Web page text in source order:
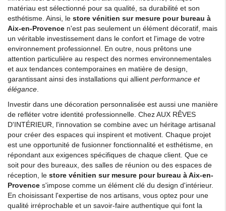
matériau est sélectionné pour sa qualité, sa durabilité et son
esthétisme. Ainsi, le store vénitien sur mesure pour bureau à
Aix-en-Provence n'est pas seulement un élément décoratif, mais
un véritable investissement dans le confort et l'image de votre
environnement professionnel. En outre, nous prêtons une
attention particulière au respect des normes environnementales
et aux tendances contemporaines en matière de design,
garantissant ainsi des installations qui allient performance et
élégance.
Investir dans une décoration personnalisée est aussi une manière
de refléter votre identité professionnelle. Chez AUX RÊVES
D'INTÉRIEUR, l'innovation se combine avec un héritage artisanal
pour créer des espaces qui inspirent et motivent. Chaque projet
est une opportunité de fusionner fonctionnalité et esthétisme, en
répondant aux exigences spécifiques de chaque client. Que ce
soit pour des bureaux, des salles de réunion ou des espaces de
réception, le store vénitien sur mesure pour bureau à Aix-en-
Provence s'impose comme un élément clé du design d'intérieur.
En choisissant l'expertise de nos artisans, vous optez pour une
qualité irréprochable et un savoir-faire authentique qui font la